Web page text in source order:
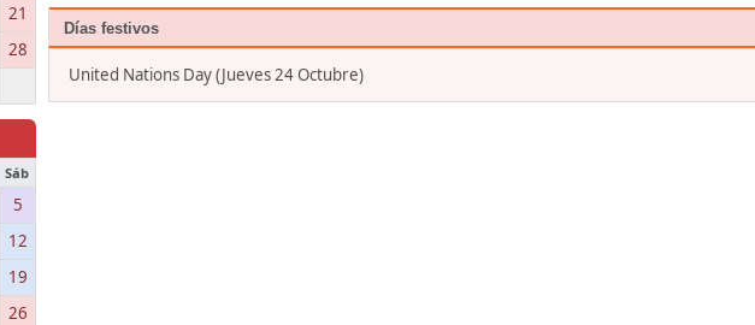
21
28
Sáb
5
12
19
26
Días festivos
United Nations Day (Jueves 24 Octubre)